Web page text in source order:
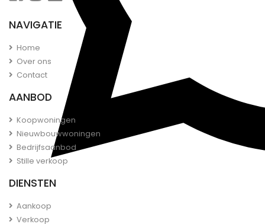
NAVIGATIE
Home
Over ons
Contact
AANBOD
Koopwoningen
Nieuwbouwwoningen
Bedrijfsaanbod
Stille verkoop
DIENSTEN
Aankoop
Verkoop